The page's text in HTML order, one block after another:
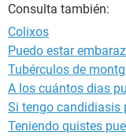
Consulta también:
Colixos
Puedo estar
Tubérculos de
A los cuántos dias
Si tengo candidiasis
Teniendo quistes